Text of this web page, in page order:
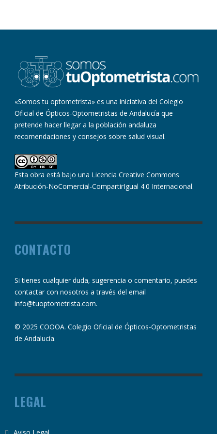
«Somos tu optometrista» es una iniciativa del Colegio
Oficial de Ópticos-Optometristas de Andalucía que
pretende hacer llegar a la población andaluza
recomendaciones y consejos sobre salud visual.
Esta obra está bajo una Licencia Creative Commons
Atribución-NoComercial-CompartirIgual 4.0 Internacional.
CONTACTO
Si tienes cualquier duda, sugerencia o comentario, puedes
contactar con nosotros a través del email
info@tuoptometrista.com.
© 2025 COOOA. Colegio Oficial de Ópticos-Optometristas
de Andalucía.
LEGAL
Aviso Legal